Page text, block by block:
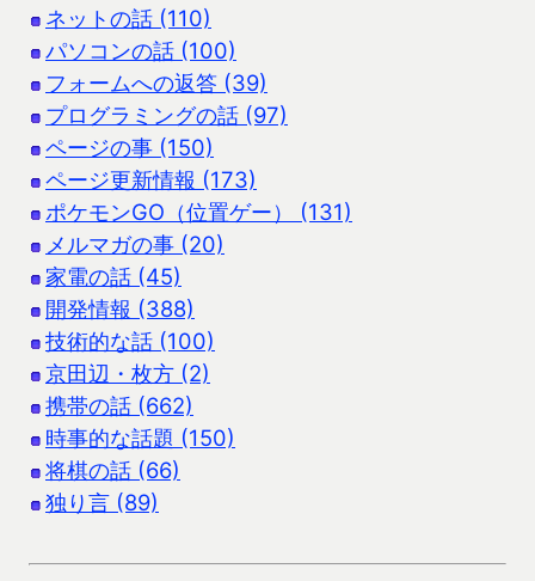
ネットの話 (110)
パソコンの話 (100)
フォームへの返答 (39)
プログラミングの話 (97)
ページの事 (150)
ページ更新情報 (173)
ポケモンGO（位置ゲー） (131)
メルマガの事 (20)
家電の話 (45)
開発情報 (388)
技術的な話 (100)
京田辺・枚方 (2)
携帯の話 (662)
時事的な話題 (150)
将棋の話 (66)
独り言 (89)